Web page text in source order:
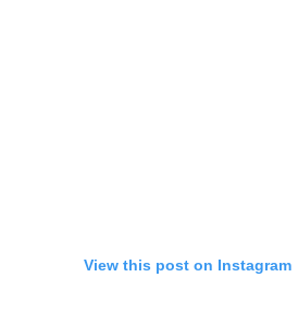
View this post on Instagram